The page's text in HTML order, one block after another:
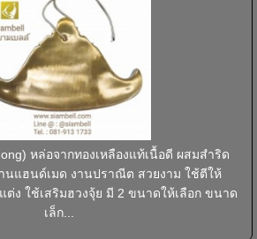
หล่อจากทองเหลืองแท้เนื้อดี ผสมสำริด
านแฮนด์เมด งานปราณีต สวยงาม ใช้ตีให้
ง ใช้เสริมฮวงจุ้ย มี 2 ขนาดให้เลือก ขนาด
เล็ก...